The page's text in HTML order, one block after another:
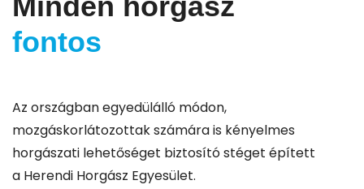
fontos
Az országban egyedülálló módon,
mozgáskorlátozottak számára is kényelmes
horgászati lehetőséget biztosító stéget épített
a Herendi Horgász Egyesület.